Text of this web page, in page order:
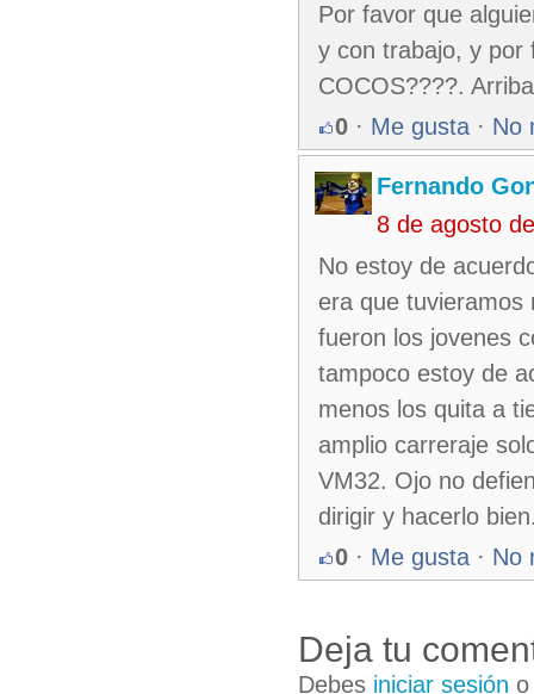
Por favor que
y con trabajo, y por
COCOS????.
0 · Me gusta · No
Fernando
8 de agosto
No estoy de
era que tuvieramos
fueron los jovenes
tampoco estoy de
menos los quita a
amplio carreraje
VM32. Ojo no
dirigir y hacerlo
0 · Me gusta · No
Deja tu
Debes iniciar sesión